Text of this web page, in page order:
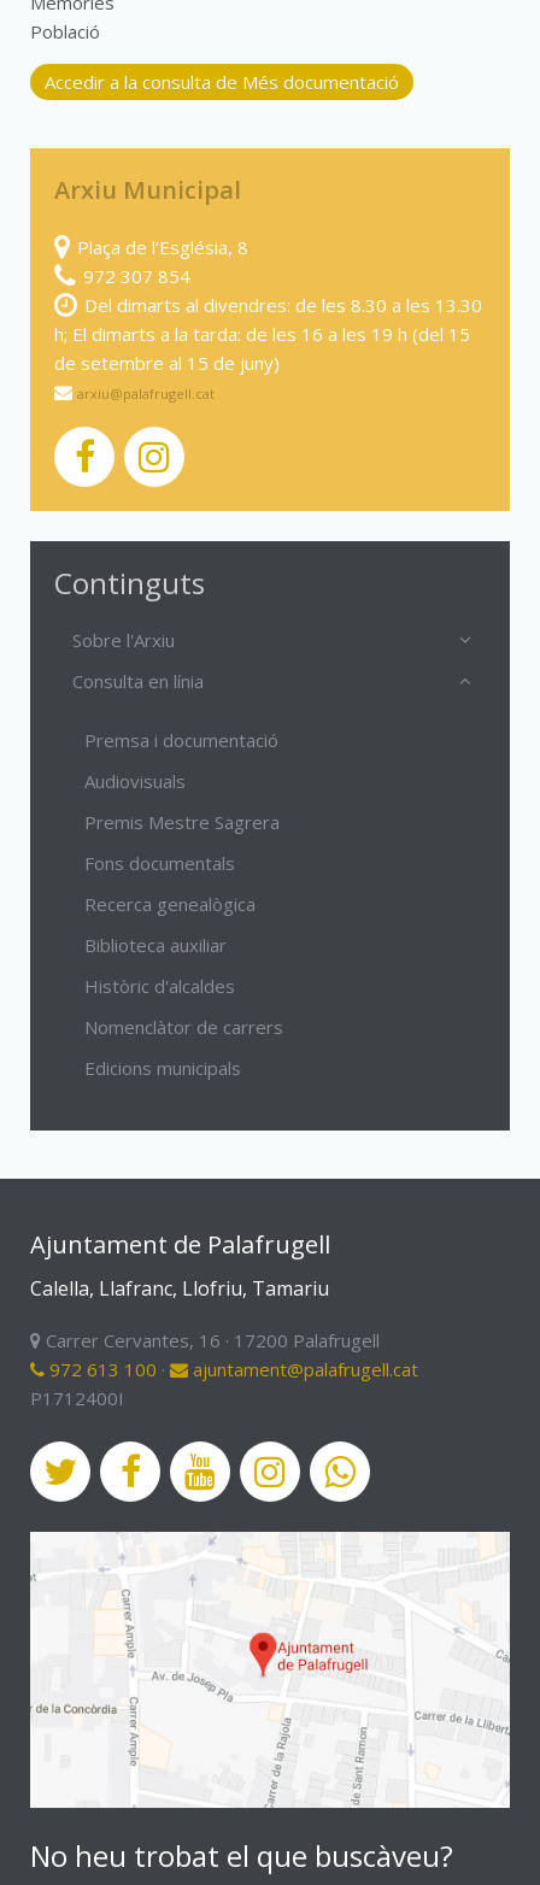
Població
Accedir a la consulta de Més documentació
Arxiu Municipal
Plaça de l'Església, 8
972 307 854
Del dimarts al divendres: de les 8.30 a les 13.30
h; El dimarts a la tarda: de les 16 a les 19 h (del 15
de setembre al 15 de juny)
arxiu@palafrugell.cat
Continguts
Sobre l'Arxiu
Consulta en línia
Premsa i documentació
Audiovisuals
Premis Mestre Sagrera
Fons documentals
Recerca genealògica
Biblioteca auxiliar
Històric d'alcaldes
Nomenclàtor de carrers
Edicions municipals
Ajuntament de Palafrugell
Calella, Llafranc, Llofriu, Tamariu
Carrer Cervantes, 16 · 17200 Palafrugell
972 613 100 ·
ajuntament@palafrugell.cat
P1712400I
No heu trobat el que buscàveu?